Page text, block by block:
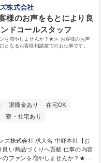
株式会社
様のお声をもとにより良
ドコールスタッフ
を増やしませんか？★≫ お客様のお声
となるお客様相談室でのお仕事です。
退職金あり
在宅OK
寮・社宅あり
名 中野本社【お
づくりへ貢献 仕事の内容
ファンを増やしませんか？★≫